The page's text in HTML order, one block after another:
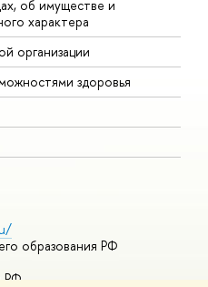
об имуществе и
характера
организации
здоровья
образования РФ
РФ